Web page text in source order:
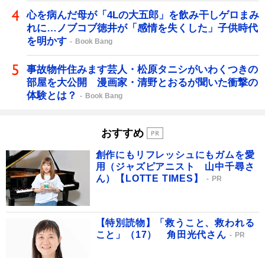
心を病んだ母が「4Lの大五郎」を飲み干しゲロまみ
れに…ノブコブ徳井が「感情を失くした」子供時代
を明かす
Book Bang
事故物件住みます芸人・松原タニシがいわくつきの
部屋を大公開 漫画家・清野とおるが聞いた衝撃の
体験とは？
Book Bang
おすすめ
創作にもリフレッシュにもガムを愛
用（ジャズピアニスト 山中千尋さ
ん）【LOTTE TIMES】
PR
【特別読物】「救うこと、救われる
こと」（17） 角田光代さん
PR